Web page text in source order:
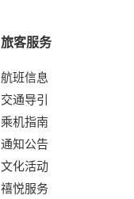
旅客服务
航班信息
交通导引
乘机指南
通知公告
文化活动
禧悦服务